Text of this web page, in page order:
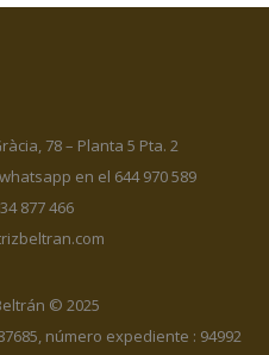
78 – Planta 5 Pta. 2
en el 644 970 589
877 466
© 2025
número expediente : 94992